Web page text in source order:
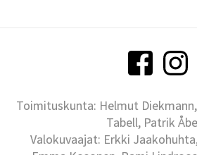
Toimituskunta: Helmut
Tabell, Patrik
Valokuvaajat: Erkki